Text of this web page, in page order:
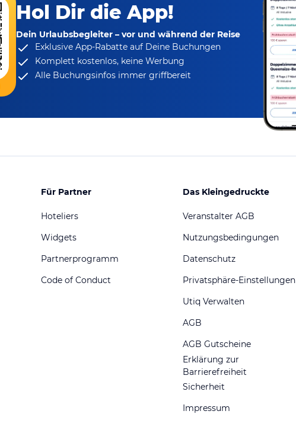
Hol Dir die App!
Dein Urlaubsbegleiter – vor und während der Reise
Exklusive App-Rabatteauf Deine Buchungen
Komplett kostenlos, keine Werbung
Alle Buchungsinfos immer griffbereit
Für Partner
Hoteliers
Widgets
Partnerprogramm
Code of Conduct
Das Kleingedruckte
Veranstalter AGB
Nutzungsbedingungen
Datenschutz
Privatsphäre-Einstellungen
Utiq Verwalten
AGB
AGB Gutscheine
Erklärung zur
Barrierefreiheit
Sicherheit
Impressum